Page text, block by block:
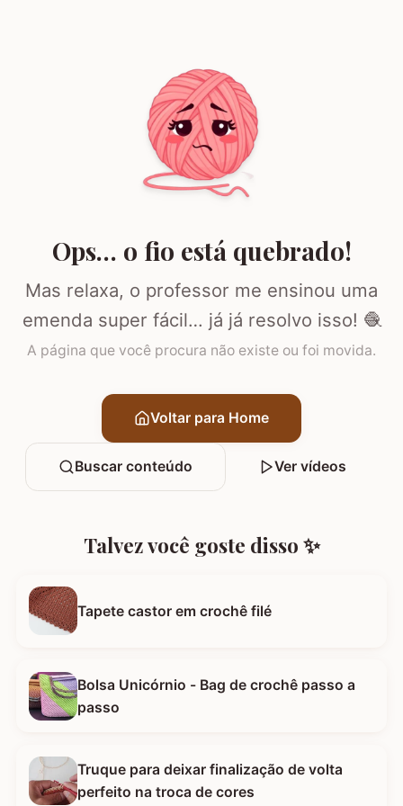
Ops… o fio está quebrado!
Mas relaxa, o professor me ensinou uma
emenda super fácil… já já resolvo isso! 🧶
A página que você procura não existe ou foi movida.
Voltar para Home
Buscar conteúdo Ver vídeos
Talvez você goste disso ✨
Tapete castor em crochê filé
Bolsa Unicórnio - Bag de crochê passo a
passo
Truque para deixar finalização de volta
perfeito na troca de cores